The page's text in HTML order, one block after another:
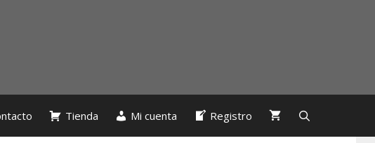
Tienda Mi cuenta Registro